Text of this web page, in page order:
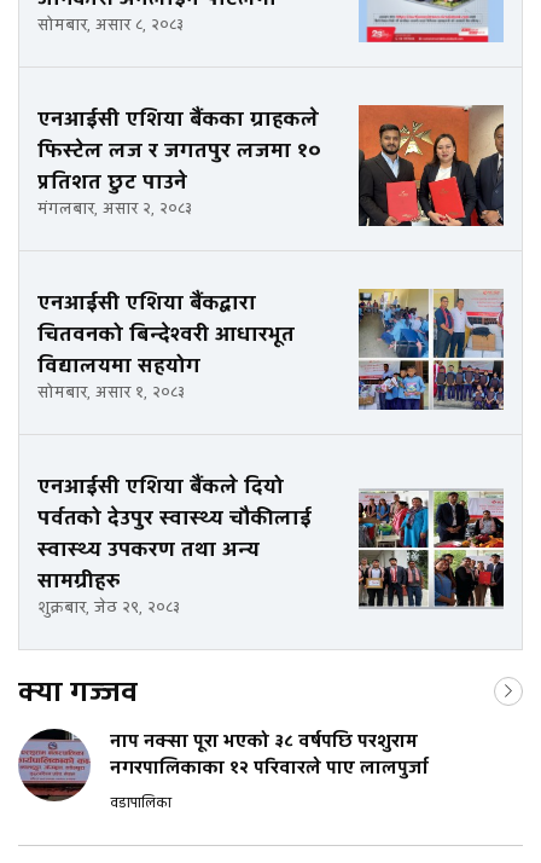
सोमबार, असार ८, २०८३
एनआईसी एशिया बैंकका ग्राहकले
फिस्टेल लज र जगतपुर लजमा १०
प्रतिशत छुट पाउने
मंगलबार, असार २, २०८३
एनआईसी एशिया बैंकद्वारा
चितवनको बिन्देश्वरी आधारभूत
विद्यालयमा सहयोग
सोमबार, असार १, २०८३
एनआईसी एशिया बैंकले दियो
पर्वतको देउपुर स्वास्थ्य चौकीलाई
स्वास्थ्य उपकरण तथा अन्य
सामग्रीहरु
शुक्रबार, जेठ २९, २०८३
क्या गज्जव
नाप नक्सा पूरा भएको ३८ वर्षपछि परशुराम
नगरपालिकाका १२ परिवारले पाए लालपुर्जा
वडापालिका